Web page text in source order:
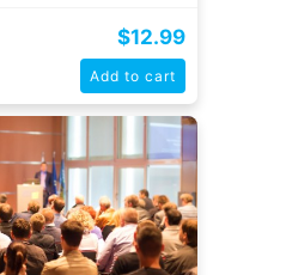
$12.99
Add to cart